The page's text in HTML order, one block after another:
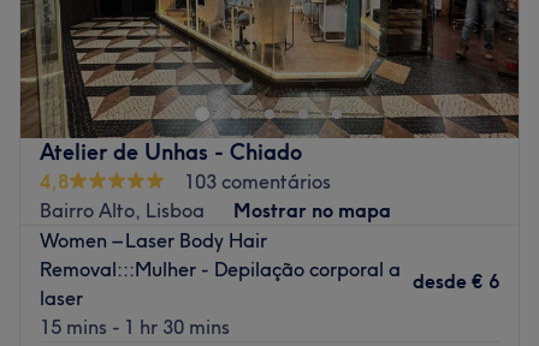
Belezura encontra-se em Lisboa. Neste salão oferecem os
melhores tratamentos para cuidar de si e desfrutar duma
experiência inolvidável!
Transporte público mais próximo
A 3 minutos a pé da paragem de metro de Baixa-Chiado.
A equipa
Uma equipa qualificada e experiente, especializada nas
suas áreas de atuação.
O que mais gostamos
Ambiente: acolhedor e tranquilo.
Atelier de Unhas - Chiado
4,8
103 comentários
Bairro Alto, Lisboa
Mostrar no mapa
Women – Laser Body Hair
Removal:::Mulher - Depilação corporal a
laser
15 mins - 1 hr 30 mins
desde € 6